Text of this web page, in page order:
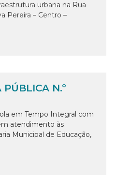
urbana na Rua
Pereira – Centro –
PÚBLICA N.º
em Tempo Integral com
atendimento às
Municipal de Educação,